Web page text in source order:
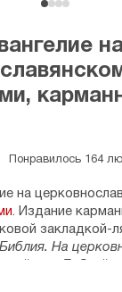
Понравилось 164
на
. Издание
закладкой-
Библия. На